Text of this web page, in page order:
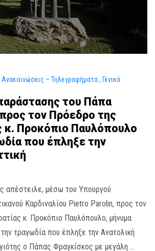
Ανακοινώσεις – Τηλεγραφήματα Γενικά
του Πάπα
τον Πρόεδρο της
κ. Προκόπιο Παυλόπουλο
που έπληξε την
απέστειλε, μέσω του Υπουργού
Καρδιναλίου Pietro Parolin, προς τον
κ. Προκόπιο Παυλόπουλο, μήνυμα
τραγωδία που έπληξε την Ανατολική
ο Πάπας Φραγκίσκος με μεγάλη …